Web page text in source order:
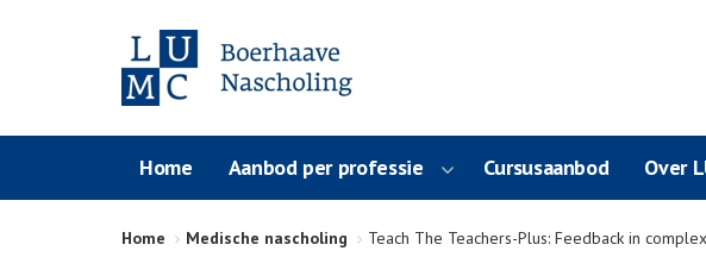
Home Aanbod per professie Cursusaanbod Over
Home Medische nascholing Teach The Teachers-Plus: Feedback in